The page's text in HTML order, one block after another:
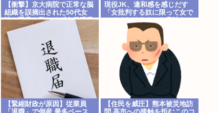
【衝撃】京大病院で正常な脳
組織を誤摘出された50代女
性、手足も動かせず自発呼吸
もできない重篤状態に…「意
識はある」
現役JK、違和感を感じだす
「女批判する奴に限って女で
らなくなってきた 」
【緊縮財政が原因】従業員
【住民を威圧】熊本被災地訪